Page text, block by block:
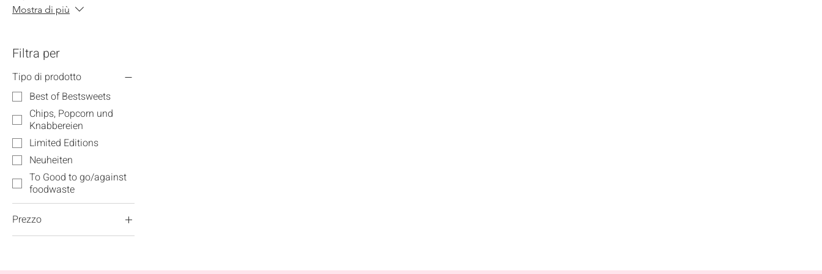
Mostra di più
Filtra per
Tipo di prodotto
Best of Bestsweets
Chips, Popcorn und
Knabbereien
Limited Editions
Neuheiten
To Good to go/against
foodwaste
Prezzo